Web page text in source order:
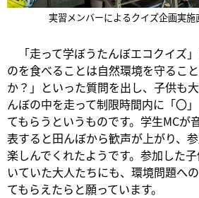
実習メンバーによるクイズ企画実施
「走って学ぼうたんぼエコクイズ
のを食べることは自然環境を守るこ
か？」といった質問を出し、子供も
んぼの中を走って制限時間内に「〇
てもらうというものです。学生MCが
表すると田んぼから歓声が上がり、
楽しんでくれたようです。参加した
いていた大人たちにも、環境問題へ
てもらえたらと願っています。